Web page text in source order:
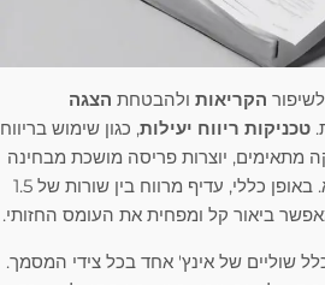
לשיפור הקריאות ולהבטחת הצגה
טכניקות ריווח יעילות, כגון שימוש בריווח
מתאימים, יוצרות פריסה מושכת מבחינה
חזותית המנחה את עין הקורא. באופן כללי, עדיף מרווח בין שורות של 1.5
ביאור קל ומפחית את העומס החזותי.
שוליים של אינץ' אחד בכל צידי המסמך.